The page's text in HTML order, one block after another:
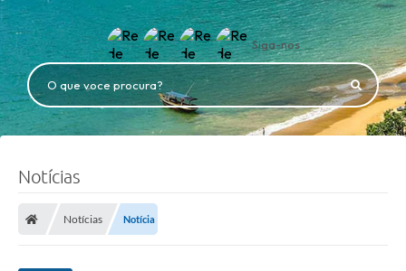
Siga-nos
O que voce procura?
Notícias
Notícias Notícia